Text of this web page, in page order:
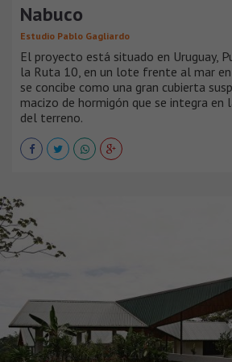
Nabuco
Estudio Pablo Gagliardo
El proyecto está situado en Uruguay,
la Ruta 10, en un lote frente al mar en
se concibe como una gran cubierta
macizo de hormigón que se integra en
del terreno.